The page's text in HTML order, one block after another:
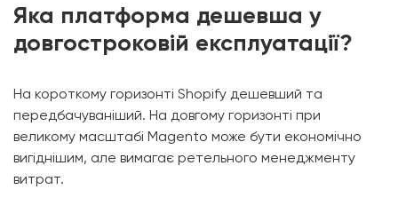
Яка платформа дешевша у
довгостроковій експлуатації?
На короткому горизонті Shopify дешевший та
передбачуваніший. На довгому горизонті при
великому масштабі Magento може бути економічно
вигіднішим, але вимагає ретельного менеджменту
витрат.